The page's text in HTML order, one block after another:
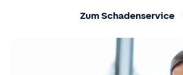
Zum Schadenservice